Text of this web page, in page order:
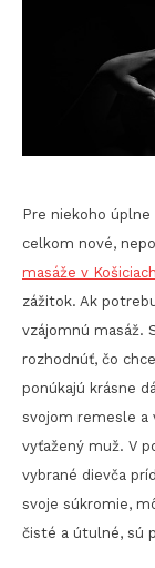
Pre niekoho
celkom nové,
masáže v Košiciach
zážitok. Ak
vzájomnú masáž.
rozhodnúť, čo
ponúkajú krásne
svojom remesle a
vyťažený muž. V
vybrané dievča
svoje súkromie,
čisté a útulné, sú